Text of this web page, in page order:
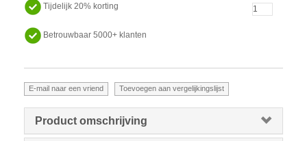
Tijdelijk 20% korting
Betrouwbaar 5000+ klanten
Product omschrijving